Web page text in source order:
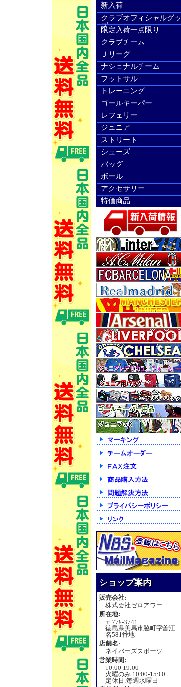
新入荷
クラブオフィシャルグッ
ズ
限定入荷一点限り
クラブチーム
Ｊリーグ
ナショナルチーム
フットサル
トレーニング
ゴールキーパー
レフェリー
ジュニア
ストリート
シューズ
バッグ
ボール
アクセサリー
特価商品
ショップ案内
販売会社:
株式会社ゼロアワー
所在地:
〒779-3741
徳島県美馬市脇町字曽江
名581番地
店舗名:
ネイバーズスポーツ
営業時間:
10:00-19:00
火曜のみ 10:00-15:00
定休日:毎週水曜日